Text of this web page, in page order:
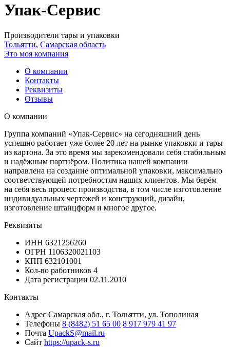
Упак-Сервис
Производители тары и упаковки
Тольятти, Самарская область
Это моя компания
О компании
Контакты
Реквизиты
Отзывы
О компании
Группа компаний «Упак-Сервис» на сегодняшний день
успешно работает уже более 20 лет на рынке упаковки и тары
из картона. За это время мы зарекомендовали себя стабильным
и надёжным партнёром. Политика нашей компании
направлена на создание оптимальной упаковки, максимально
соответствующей потребностям наших клиентов. Мы берём
на себя весь процесс производства, в том числе изготовление
индивидуальных чертежей и конструкций, дизайн,
изготовление штанцформ и многое другое.
Реквизиты
ИНН 6321256260
ОГРН 1106320021103
КПП 632101001
Кол-во работников 4
Дата регистрации 02.11.2010
Контакты
Адрес Самарская обл., г. Тольятти, ул. Тополиная
Телефоны 8 (8482) 51 65 00 8 917 979 41 97
Почта UpackS@mail.ru
Сайт https://upack-s.ru